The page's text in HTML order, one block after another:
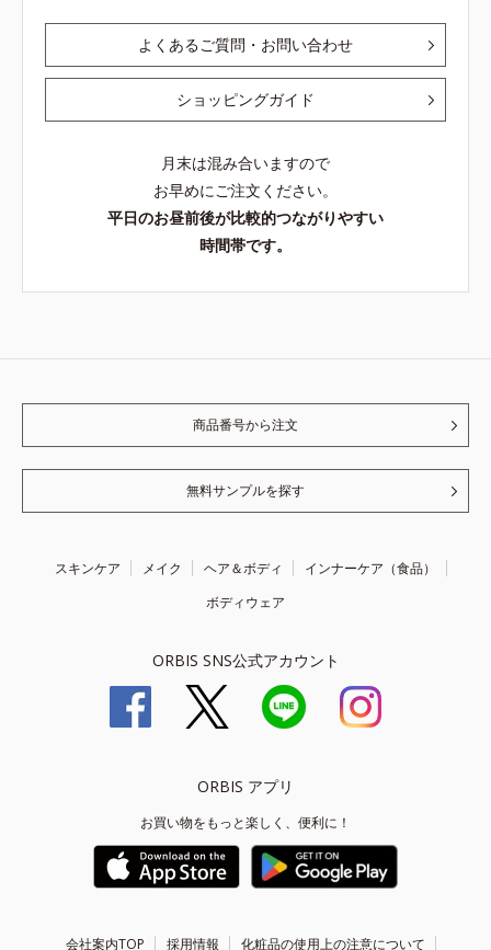
よくあるご質問・お問い合わせ
ショッピングガイド
月末は混み合いますので
お早めにご注文ください。
平日のお昼前後が比較的つながりやすい
時間帯です。
商品番号から注文
無料サンプルを探す
スキンケア メイク ヘア＆ボディ
インナーケア（食品）
ボディウェア
ORBIS SNS公式アカウント
ORBIS アプリ
お買い物をもっと楽しく、便利に！
会社案内TOP 採用情報 化粧品の使用上の注意について